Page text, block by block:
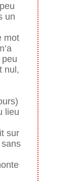
un
mot
nul,
lieu
sur
sans